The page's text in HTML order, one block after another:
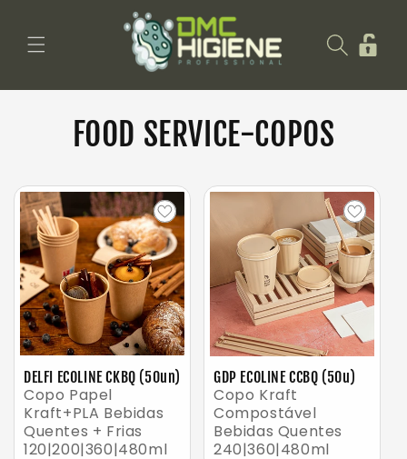
conteúdo
Iniciar
sessão
FOOD SERVICE-COPOS
DELFI ECOLINE CKBQ (50un)
Copo Papel
Kraft+PLA Bebidas
Quentes + Frias
120|200|360|480ml
GDP ECOLINE CCBQ (50u)
Copo Kraft
Compostável
Bebidas Quentes
240|360|480ml